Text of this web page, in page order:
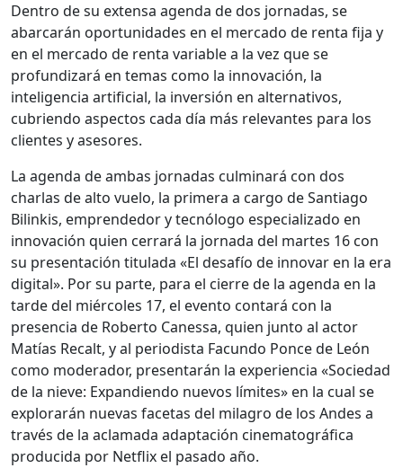
Dentro de su extensa agenda de dos jornadas, se
abarcarán oportunidades en el mercado de renta fija y
en el mercado de renta variable a la vez que se
profundizará en temas como la innovación, la
inteligencia artificial, la inversión en alternativos,
cubriendo aspectos cada día más relevantes para los
clientes y asesores.
La agenda de ambas jornadas culminará con dos
charlas de alto vuelo, la primera a cargo de Santiago
Bilinkis, emprendedor y tecnólogo especializado en
innovación quien cerrará la jornada del martes 16 con
su presentación titulada «El desafío de innovar en la era
digital». Por su parte, para el cierre de la agenda en la
tarde del miércoles 17, el evento contará con la
presencia de Roberto Canessa, quien junto al actor
Matías Recalt, y al periodista Facundo Ponce de León
como moderador, presentarán la experiencia «Sociedad
de la nieve: Expandiendo nuevos límites» en la cual se
explorarán nuevas facetas del milagro de los Andes a
través de la aclamada adaptación cinematográfica
producida por Netflix el pasado año.